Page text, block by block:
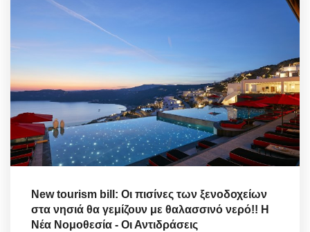
New tourism bill: Οι πισίνες των ξενοδοχείων
στα νησιά θα γεμίζουν με θαλασσινό νερό!! Η
Νέα Νομοθεσία - Οι Αντιδράσεις